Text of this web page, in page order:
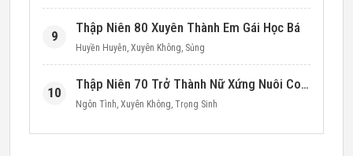
9
Thập Niên 80 Xuyên Thành Em Gái Học Bá
Huyền Huyễn, Xuyên Không, Sủng
10
Thập Niên 70 Trở Thành Nữ Xứng Nuôi Con Làm Giàu
Ngôn Tình, Xuyên Không, Trọng Sinh